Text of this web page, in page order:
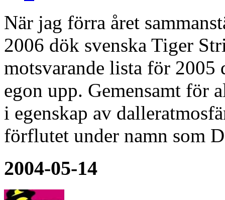
När jag förra året
2006 dök svenska Tiger
motsvarande lista för
egon upp. Gemensamt för
i egenskap av
förflutet under namn
2004-05-14